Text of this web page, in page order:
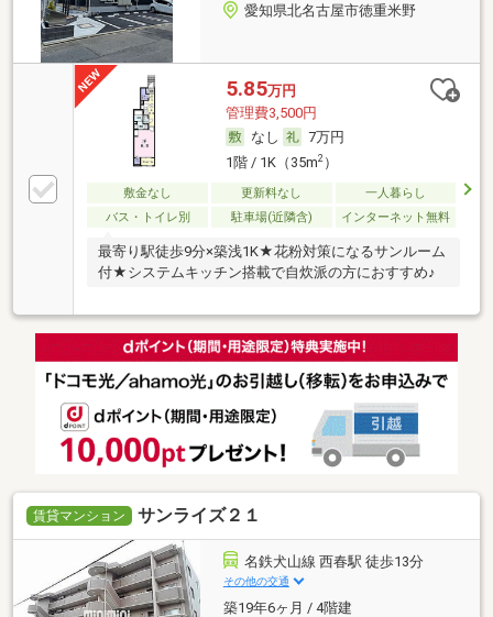
愛知県北名古屋市徳重米野
5.85万円
管理費3,500円
なし
7万円
1階 / 1K（35m2）
敷金なし 更新料なし
一人暮らし
バス・トイレ別
駐車場(近隣含) インターネット無料
最寄り駅徒歩9分×築浅1K★花粉対策になるサンルーム
付★システムキッチン搭載で自炊派の方におすすめ♪
賃貸マンション サンライズ２１
名鉄犬山線 西春駅 徒歩13分
その他の交通
築19年6ヶ月 / 4階建